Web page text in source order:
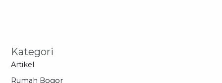
Kategori
Artikel
Rumah Bogor